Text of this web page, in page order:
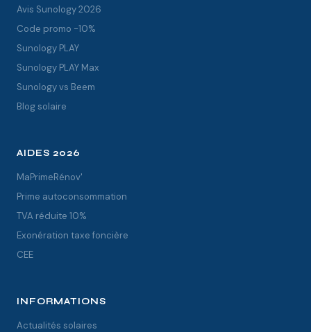
Avis Sunology 2026
Code promo -10%
Sunology PLAY
Sunology PLAY Max
Sunology vs Beem
Blog solaire
AIDES 2026
MaPrimeRénov'
Prime autoconsommation
TVA réduite 10%
Exonération taxe foncière
CEE
INFORMATIONS
Actualités solaires